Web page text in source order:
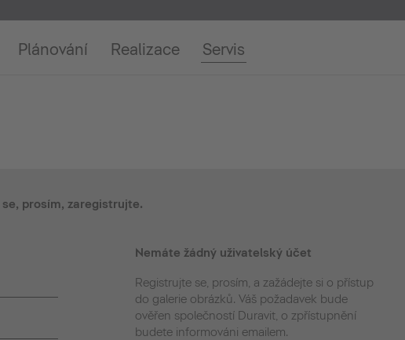
Plánování Realizace Servis
prosím, zaregistrujte.
Nemáte žádný uživatelský účet
Registrujte se, prosím, a zažádejte si o přístup
do galerie obrázků. Váš požadavek bude
ověřen společností Duravit, o zpřístupnění
budete informováni emailem.